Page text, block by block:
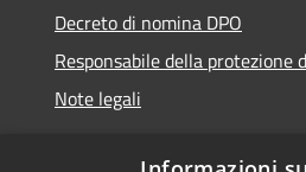
Decreto di nomina DPO
Responsabile della protezione
Note legali